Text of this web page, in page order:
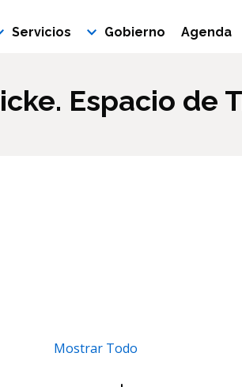
en rosario.gob.ar
Servicios Gobierno Agenda
Espacio de
Mostrar Todo